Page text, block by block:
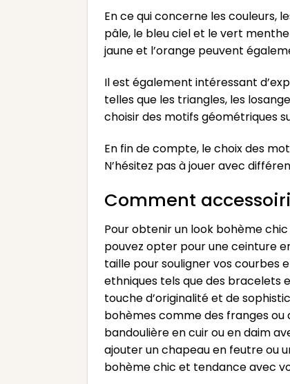
En ce qui concerne les couleurs,
pâle, le bleu ciel et le vert
jaune et l’orange peuvent
Il est également intéressant
telles que les triangles, les
choisir des motifs géométriques
En fin de compte, le choix des
N’hésitez pas à jouer avec
Comment
Pour obtenir un look bohème
pouvez opter pour une ceinture
taille pour souligner vos courbes
ethniques tels que des bracelets
touche d’originalité et de
bohèmes comme des franges
bandoulière en cuir ou en daim
ajouter un chapeau en feutre ou
bohème chic et tendance avec